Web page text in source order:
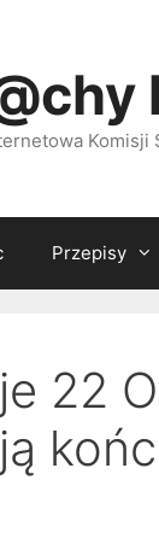
Komisji
Przepisy
22